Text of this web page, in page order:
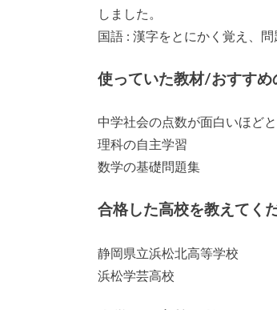
しました。
国語 : 漢字をとにかく覚え、
使っていた教材/おすすめ
中学社会の点数が面白いほど
理科の自主学習
数学の基礎問題集
合格した高校を教えてく
静岡県立浜松北高等学校
浜松学芸高校